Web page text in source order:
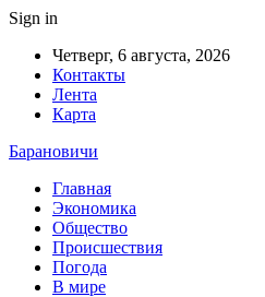
Sign in
Четверг, 6 августа, 2026
Контакты
Лента
Карта
Барановичи
Главная
Экономика
Общество
Происшествия
Погода
В мире